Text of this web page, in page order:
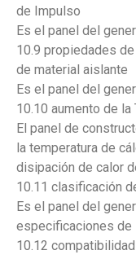
de Impulso
Es el panel del
10.9 propiedades
de material aislante
Es el panel del
10.10 aumento de la
El panel de
la temperatura de
disipación de calor
10.11 clasificación
Es el panel del
especificaciones de
10.12